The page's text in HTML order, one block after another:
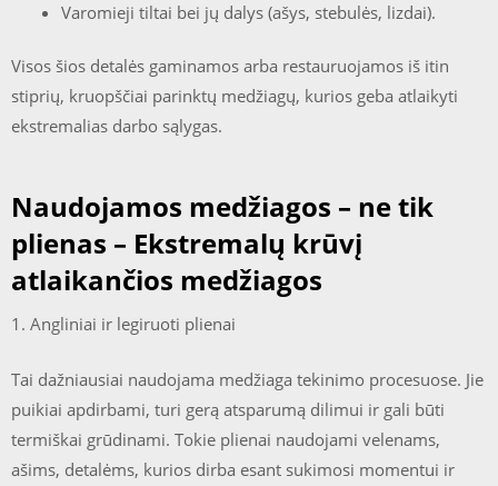
Varomieji tiltai bei jų dalys (ašys, stebulės, lizdai).
Visos šios detalės gaminamos arba restauruojamos iš itin
stiprių, kruopščiai parinktų medžiagų, kurios geba atlaikyti
ekstremalias darbo sąlygas.
Naudojamos medžiagos – ne tik
plienas – Ekstremalų krūvį
atlaikančios medžiagos
1. Angliniai ir legiruoti plienai
Tai dažniausiai naudojama medžiaga tekinimo procesuose. Jie
puikiai apdirbami, turi gerą atsparumą dilimui ir gali būti
termiškai grūdinami. Tokie plienai naudojami velenams,
ašims, detalėms, kurios dirba esant sukimosi momentui ir